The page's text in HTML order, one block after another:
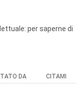
per saperne di
DA CITAMI